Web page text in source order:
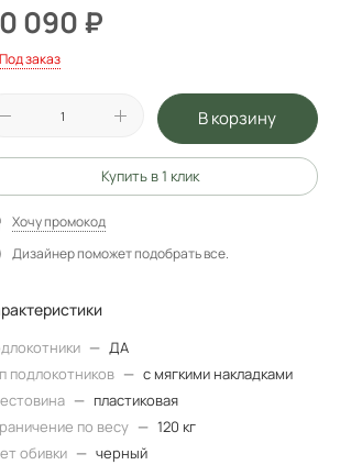
090₽
Под заказ
В корзину
Купить в 1 клик
Хочу промокод
Дизайнер поможет подобрать все.
— ДА
подлокотников — с мягкими накладками
— пластиковая
по весу — 120 кг
обивки — черный